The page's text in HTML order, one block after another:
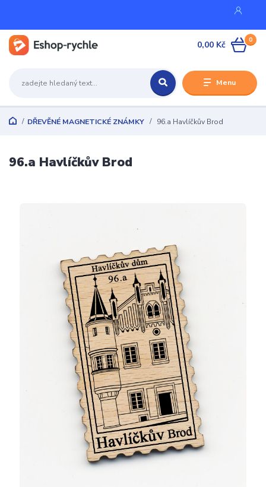
Menu
0
0,00 Kč
DŘEVĚNÉ MAGNETICKÉ ZNÁMKY 96.a Havlíčkův Brod
96.a Havlíčkův Brod